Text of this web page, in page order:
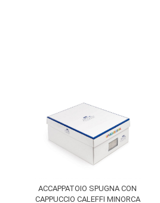
ACCAPPATOIO SPUGNA CON
CAPPUCCIO CALEFFI MINORCA